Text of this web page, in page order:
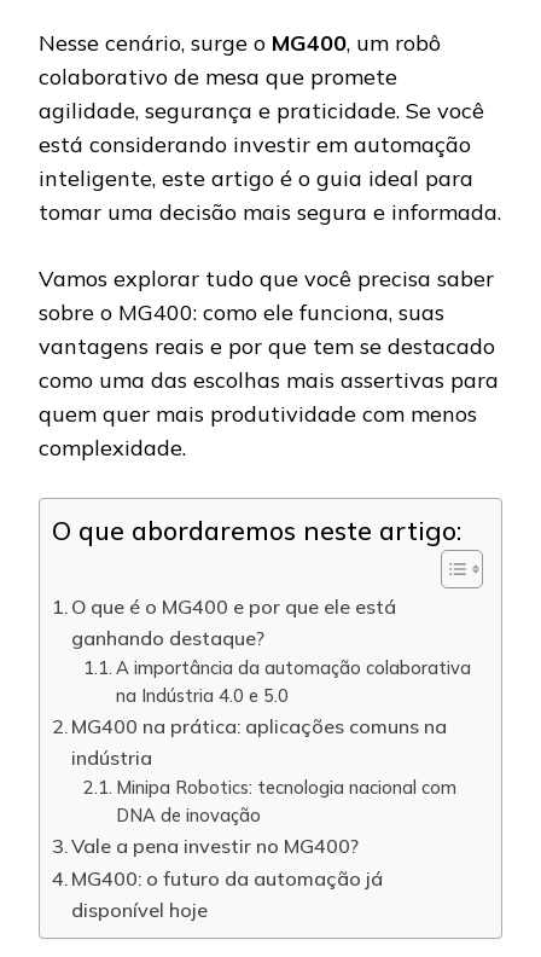
Nesse cenário, surge o MG400, um robô
colaborativo de mesa que promete
agilidade, segurança e praticidade. Se você
está considerando investir em automação
inteligente, este artigo é o guia ideal para
tomar uma decisão mais segura e informada.
Vamos explorar tudo que você precisa saber
sobre o MG400: como ele funciona, suas
vantagens reais e por que tem se destacado
como uma das escolhas mais assertivas para
quem quer mais produtividade com menos
complexidade.
O que abordaremos neste artigo:
O que é o MG400 e por que ele está
ganhando destaque?
A importância da automação colaborativa
na Indústria 4.0 e 5.0
MG400 na prática: aplicações comuns na
indústria
Minipa Robotics: tecnologia nacional com
DNA de inovação
Vale a pena investir no MG400?
MG400: o futuro da automação já
disponível hoje